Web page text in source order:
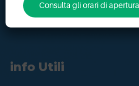
via M.K. Gandhi 1/a, 73014 GALLIPOLI
0832 340 987
info Utili
Consulta gli orari di apertura